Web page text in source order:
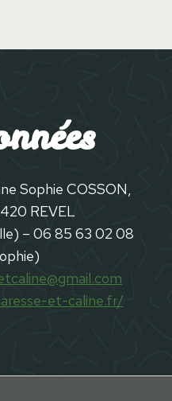
Sophie COSSON,
REVEL
– 06 85 63 02 08
et-caline.fr/